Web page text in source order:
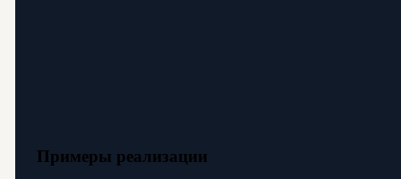
Примеры реализации